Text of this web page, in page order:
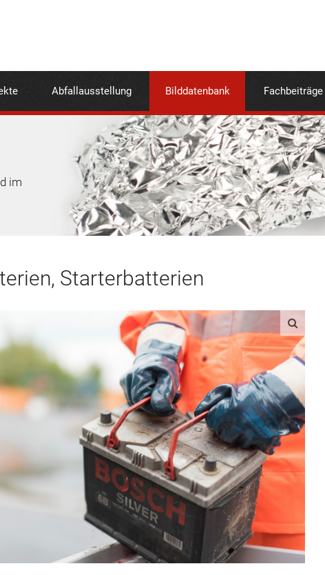
Abfallausstellung Bilddatenbank Fachbeiträge
im
Starterbatterien